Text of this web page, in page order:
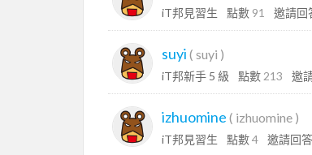
iT邦見習生 點數 91 邀請回
suyi ( suyi )
iT邦新手 5 級 點數 213 邀
izhuomine ( izhuomine )
iT邦見習生 點數4 邀請回答